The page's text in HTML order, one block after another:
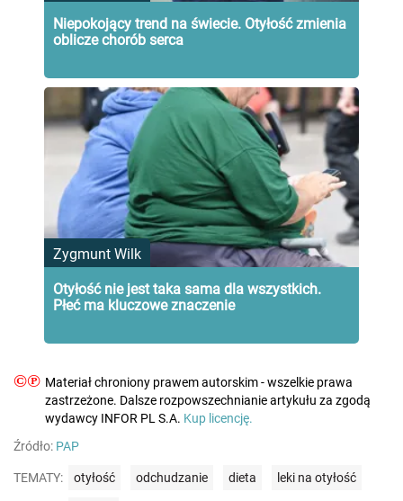
Niepokojący trend na świecie. Otyłość zmienia
oblicze chorób serca
Zygmunt Wilk
Otyłość nie jest taka sama dla wszystkich.
Płeć ma kluczowe znaczenie
©℗ Materiał chroniony prawem autorskim - wszelkie prawa
zastrzeżone. Dalsze rozpowszechnianie artykułu za zgodą
wydawcy INFOR PL S.A. Kup licencję.
Źródło: PAP
TEMATY: otyłość odchudzanie dieta leki na otyłość